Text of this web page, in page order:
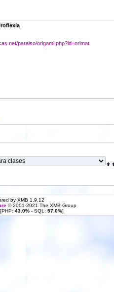
paraiso/origami.php?id=orimat
by XMB 1.9.12
© 2001-2021 The XMB Group
43.0% - SQL: 57.0%]